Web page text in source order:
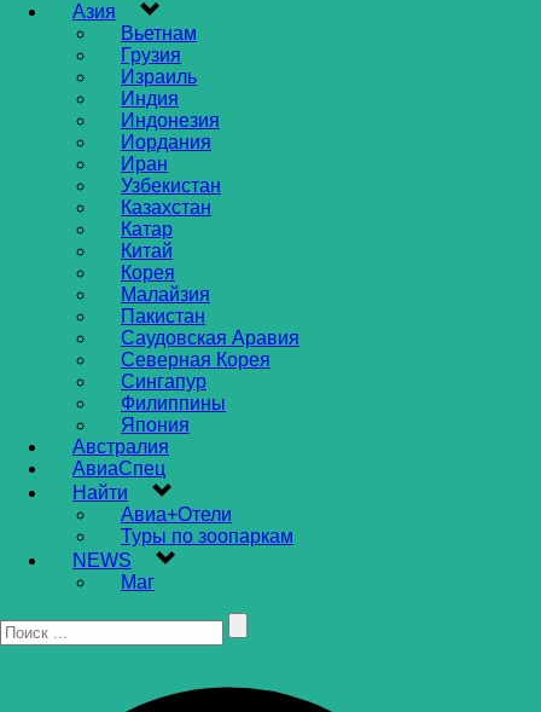
Азия
Вьетнам
Грузия
Израиль
Индия
Индонезия
Иордания
Иран
Узбекистан
Казахстан
Катар
Китай
Корея
Малайзия
Пакистан
Саудовская Аравия
Северная Корея
Сингапур
Филиппины
Япония
Австралия
АвиаСпец
Найти
Авиа+Отели
Туры по зоопаркам
NEWS
Маг